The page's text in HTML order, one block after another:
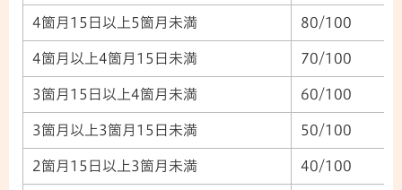
4箇月15日以上5箇月未満 80/100
4箇月以上4箇月15日未満 70/100
3箇月15日以上4箇月未満 60/100
3箇月以上3箇月15日未満 50/100
2箇月15日以上3箇月未満 40/100